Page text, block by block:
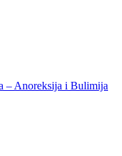
– Anoreksija i Bulimija